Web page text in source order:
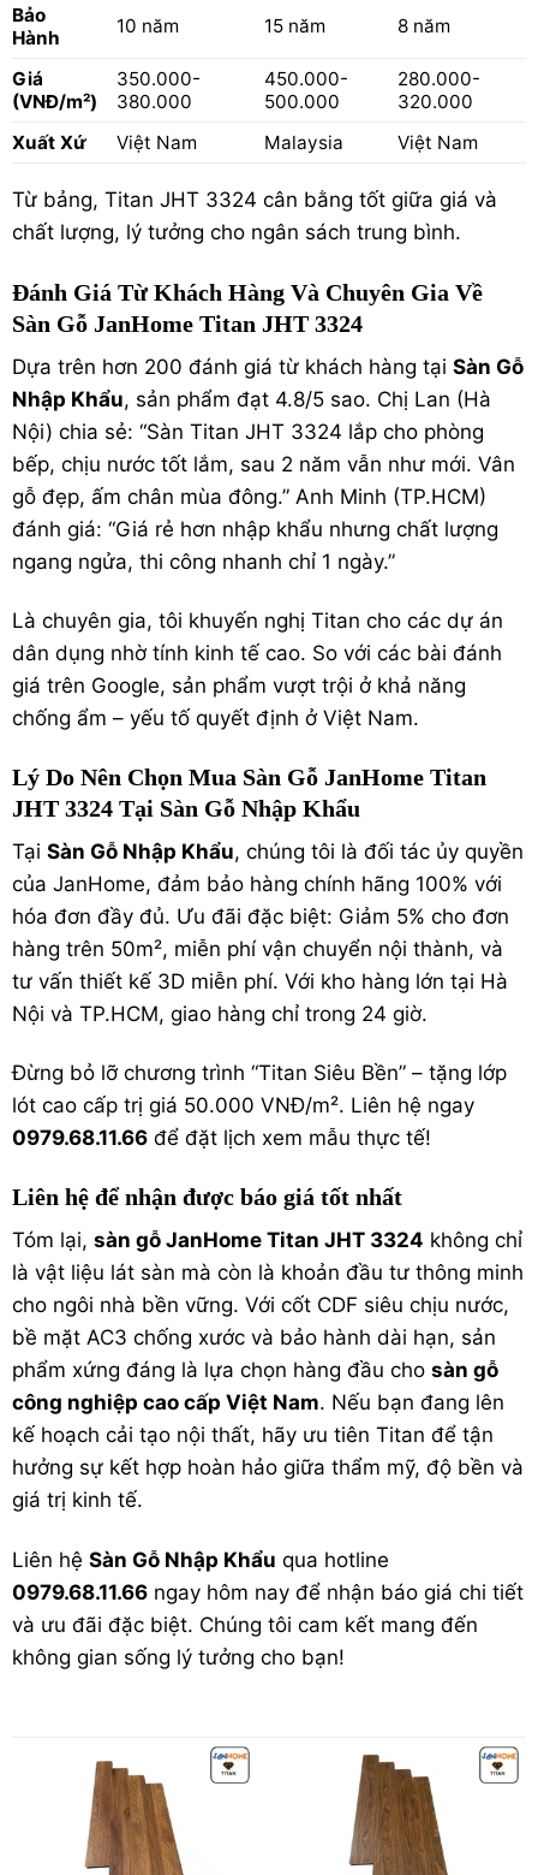
Bảo
Hành
10 năm 15 năm 8 năm
Giá
(VNĐ/m²)
350.000-
380.000
450.000-
500.000
280.000-
320.000
Xuất Xứ
Việt Nam Malaysia Việt Nam
Từ bảng, Titan JHT 3324 cân bằng tốt giữa giá và
chất lượng, lý tưởng cho ngân sách trung bình.
Đánh Giá Từ Khách Hàng Và Chuyên Gia Về
Sàn Gỗ JanHome Titan JHT 3324
Dựa trên hơn 200 đánh giá từ khách hàng tại Sàn Gỗ
Nhập Khẩu, sản phẩm đạt 4.8/5 sao. Chị Lan (Hà
Nội) chia sẻ: “Sàn Titan JHT 3324 lắp cho phòng
bếp, chịu nước tốt lắm, sau 2 năm vẫn như mới. Vân
gỗ đẹp, ấm chân mùa đông.” Anh Minh (TP.HCM)
đánh giá: “Giá rẻ hơn nhập khẩu nhưng chất lượng
ngang ngửa, thi công nhanh chỉ 1 ngày.”
Là chuyên gia, tôi khuyến nghị Titan cho các dự án
dân dụng nhờ tính kinh tế cao. So với các bài đánh
giá trên Google, sản phẩm vượt trội ở khả năng
chống ẩm – yếu tố quyết định ở Việt Nam.
Lý Do Nên Chọn Mua Sàn Gỗ JanHome Titan
JHT 3324 Tại Sàn Gỗ Nhập Khẩu
Tại Sàn Gỗ Nhập Khẩu, chúng tôi là đối tác ủy quyền
của JanHome, đảm bảo hàng chính hãng 100% với
hóa đơn đầy đủ. Ưu đãi đặc biệt: Giảm 5% cho đơn
hàng trên 50m², miễn phí vận chuyển nội thành, và
tư vấn thiết kế 3D miễn phí. Với kho hàng lớn tại Hà
Nội và TP.HCM, giao hàng chỉ trong 24 giờ.
Đừng bỏ lỡ chương trình “Titan Siêu Bền” – tặng lớp
lót cao cấp trị giá 50.000 VNĐ/m². Liên hệ ngay
0979.68.11.66 để đặt lịch xem mẫu thực tế!
Liên hệ để nhận được báo giá tốt nhất
Tóm lại, sàn gỗ JanHome Titan JHT 3324 không chỉ
là vật liệu lát sàn mà còn là khoản đầu tư thông minh
cho ngôi nhà bền vững. Với cốt CDF siêu chịu nước,
bề mặt AC3 chống xước và bảo hành dài hạn, sản
phẩm xứng đáng là lựa chọn hàng đầu cho sàn gỗ
công nghiệp cao cấp Việt Nam. Nếu bạn đang lên
kế hoạch cải tạo nội thất, hãy ưu tiên Titan để tận
hưởng sự kết hợp hoàn hảo giữa thẩm mỹ, độ bền và
giá trị kinh tế.
Liên hệ Sàn Gỗ Nhập Khẩu qua hotline
0979.68.11.66 ngay hôm nay để nhận báo giá chi tiết
và ưu đãi đặc biệt. Chúng tôi cam kết mang đến
không gian sống lý tưởng cho bạn!